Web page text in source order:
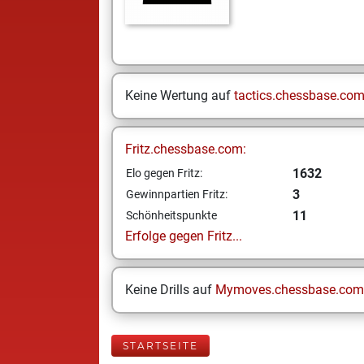
Keine Wertung auf tactics.chessbase.com
Fritz.chessbase.com:
Elo gegen Fritz: 1632
Gewinnpartien Fritz: 3
Schönheitspunkte
11
Erfolge gegen Fritz...
Keine Drills auf Mymoves.chessbase.com
STARTSEITE